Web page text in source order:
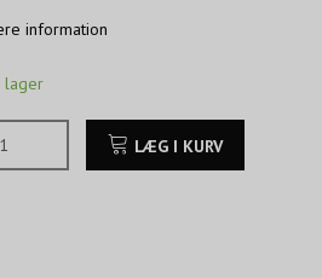
information
lager
LÆG I KURV